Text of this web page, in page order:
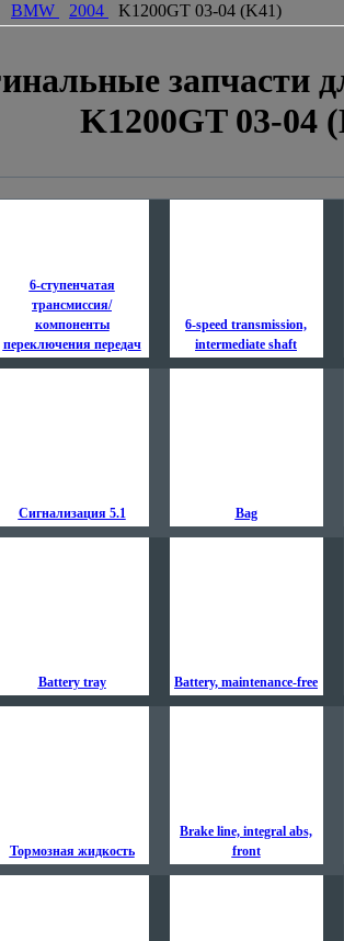
BMW 2004 K1200GT 03-04 (K41)
запчасти
K1200GT 03-04
6-ступенчатая
трансмиссия/
компоненты
переключения передач
6-speed transmission,
intermediate shaft
Сигнализация 5.1 Bag
Battery tray Battery, maintenance-free
Тормозная жидкость
Brake line, integral abs,
front